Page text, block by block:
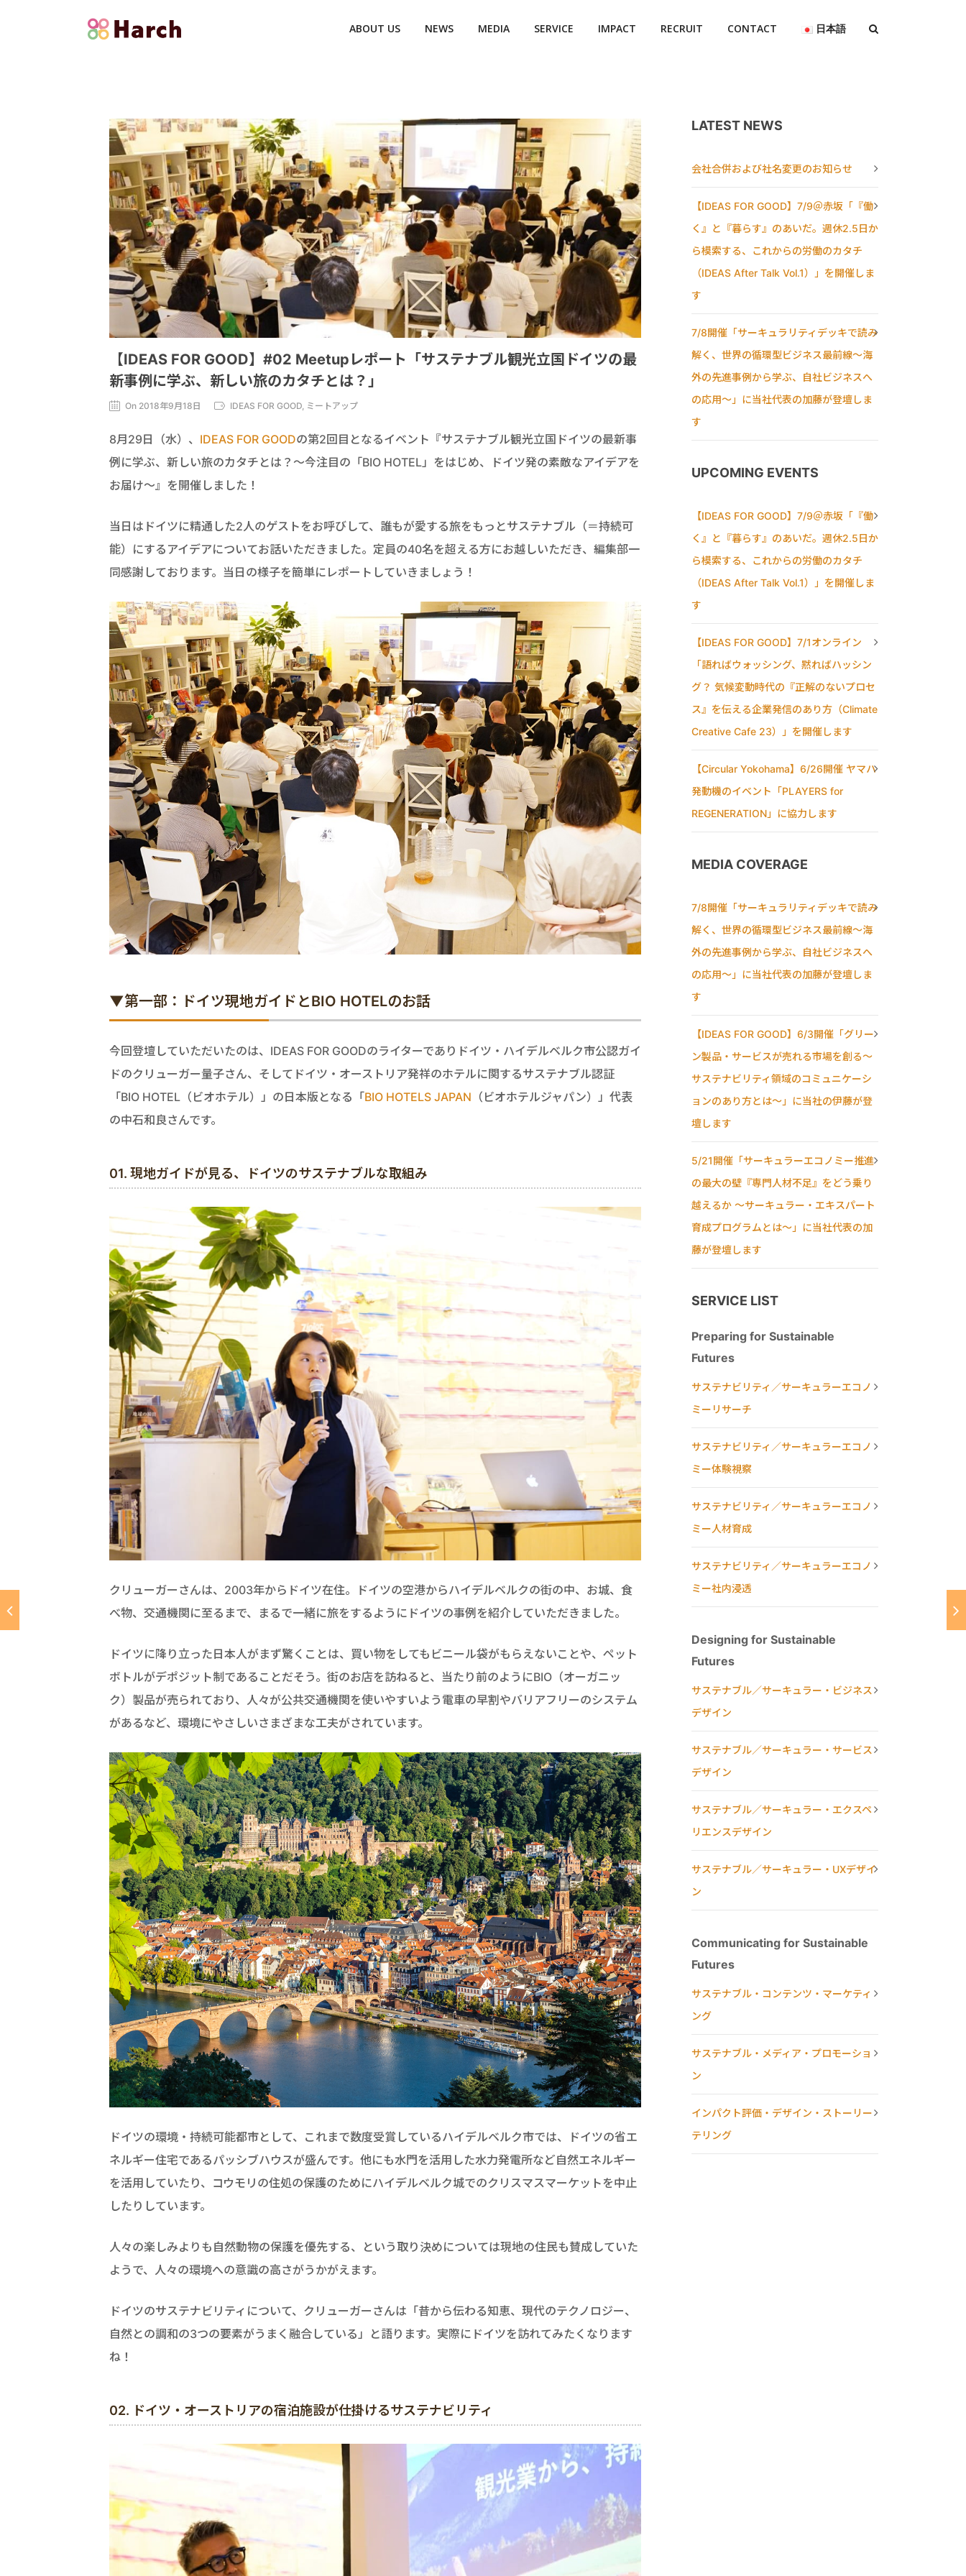
ABOUT US NEWS MEDIA SERVICE IMPACT RECRUIT CONTACT 日本語
【IDEAS FOR GOOD】#02 Meetupレポート「サステナブル観光立国ドイツの最
新事例に学ぶ、新しい旅のカタチとは？」
On 2018年9月18日 IDEAS FOR GOOD, ミートアップ
8月29日（水）、 IDEAS FOR GOODの第2回目となるイベント『サステナブル観光立国ドイツの最新事
例に学ぶ、新しい旅のカタチとは？～今注目の「BIO HOTEL」をはじめ、ドイツ発の素敵なアイデアを
お届け～』を開催しました！
当日はドイツに精通した2人のゲストをお呼びして、誰もが愛する旅をもっとサステナブル（＝持続可
能）にするアイデアについてお話いただきました。定員の40名を超える方にお越しいただき、編集部一
同感謝しております。当日の様子を簡単にレポートしていきましょう！
▼第一部：ドイツ現地ガイドとBIO HOTELのお話
今回登壇していただいたのは、IDEAS FOR GOODのライターでありドイツ・ハイデルベルク市公認ガイ
ドのクリューガー量子さん、そしてドイツ・オーストリア発祥のホテルに関するサステナブル認証
「BIO HOTEL（ビオホテル）」の日本版となる「BIO HOTELS JAPAN （ビオホテルジャパン）」代表
の中石和良さんです。
01. 現地ガイドが見る、ドイツのサステナブルな取組み
クリューガーさんは、2003年からドイツ在住。ドイツの空港からハイデルベルクの街の中、お城、食
べ物、交通機関に至るまで、まるで一緒に旅をするようにドイツの事例を紹介していただきました。
ドイツに降り立った日本人がまず驚くことは、買い物をしてもビニール袋がもらえないことや、ペット
ボトルがデポジット制であることだそう。街のお店を訪ねると、当たり前のようにBIO（オーガニッ
ク）製品が売られており、人々が公共交通機関を使いやすいよう電車の早割やバリアフリーのシステム
があるなど、環境にやさしいさまざまな工夫がされています。
ドイツの環境・持続可能都市として、これまで数度受賞しているハイデルベルク市では、ドイツの省エ
ネルギー住宅であるパッシブハウスが盛んです。他にも水門を活用した水力発電所など自然エネルギー
を活用していたり、コウモリの住処の保護のためにハイデルベルク城でのクリスマスマーケットを中止
したりしています。
人々の楽しみよりも自然動物の保護を優先する、という取り決めについては現地の住民も賛成していた
ようで、人々の環境への意識の高さがうかがえます。
ドイツのサステナビリティについて、クリューガーさんは「昔から伝わる知恵、現代のテクノロジー、
自然との調和の3つの要素がうまく融合している」と語ります。実際にドイツを訪れてみたくなります
ね！
02. ドイツ・オーストリアの宿泊施設が仕掛けるサステナビリティ
LATEST NEWS
会社合併および社名変更のお知らせ
【IDEAS FOR GOOD】7/9＠赤坂「『働
く』と『暮らす』のあいだ。週休2.5日か
ら模索する、これからの労働のカタチ
（IDEAS After Talk Vol.1）」を開催しま
す
7/8開催「サーキュラリティデッキで読み
解く、世界の循環型ビジネス最前線〜海
外の先進事例から学ぶ、自社ビジネスへ
の応用〜」に当社代表の加藤が登壇しま
す
UPCOMING EVENTS
【IDEAS FOR GOOD】7/9＠赤坂「『働
く』と『暮らす』のあいだ。週休2.5日か
ら模索する、これからの労働のカタチ
（IDEAS After Talk Vol.1）」を開催しま
す
【IDEAS FOR GOOD】7/1オンライン
「語ればウォッシング、黙ればハッシン
グ？ 気候変動時代の『正解のないプロセ
ス』を伝える企業発信のあり方（Climate
Creative Cafe 23）」を開催します
【Circular Yokohama】6/26開催 ヤマハ
発動機のイベント「PLAYERS for
REGENERATION」に協力します
MEDIA COVERAGE
7/8開催「サーキュラリティデッキで読み
解く、世界の循環型ビジネス最前線〜海
外の先進事例から学ぶ、自社ビジネスへ
の応用〜」に当社代表の加藤が登壇しま
す
【IDEAS FOR GOOD】6/3開催「グリー
ン製品・サービスが売れる市場を創る〜
サステナビリティ領域のコミュニケーシ
ョンのあり方とは〜」に当社の伊藤が登
壇します
5/21開催「サーキュラーエコノミー推進
の最大の壁『専門人材不足』をどう乗り
越えるか ～サーキュラー・エキスパート
育成プログラムとは～」に当社代表の加
藤が登壇します
SERVICE LIST
Preparing for Sustainable
Futures
サステナビリティ／サーキュラーエコノ
ミーリサーチ
サステナビリティ／サーキュラーエコノ
ミー体験視察
サステナビリティ／サーキュラーエコノ
ミー人材育成
サステナビリティ／サーキュラーエコノ
ミー社内浸透
Designing for Sustainable
Futures
サステナブル／サーキュラー・ビジネス
デザイン
サステナブル／サーキュラー・サービス
デザイン
サステナブル／サーキュラー・エクスペ
リエンスデザイン
サステナブル／サーキュラー・UXデザイ
ン
Communicating for Sustainable
Futures
サステナブル・コンテンツ・マーケティ
ング
サステナブル・メディア・プロモーショ
ン
インパクト評価・デザイン・ストーリー
テリング